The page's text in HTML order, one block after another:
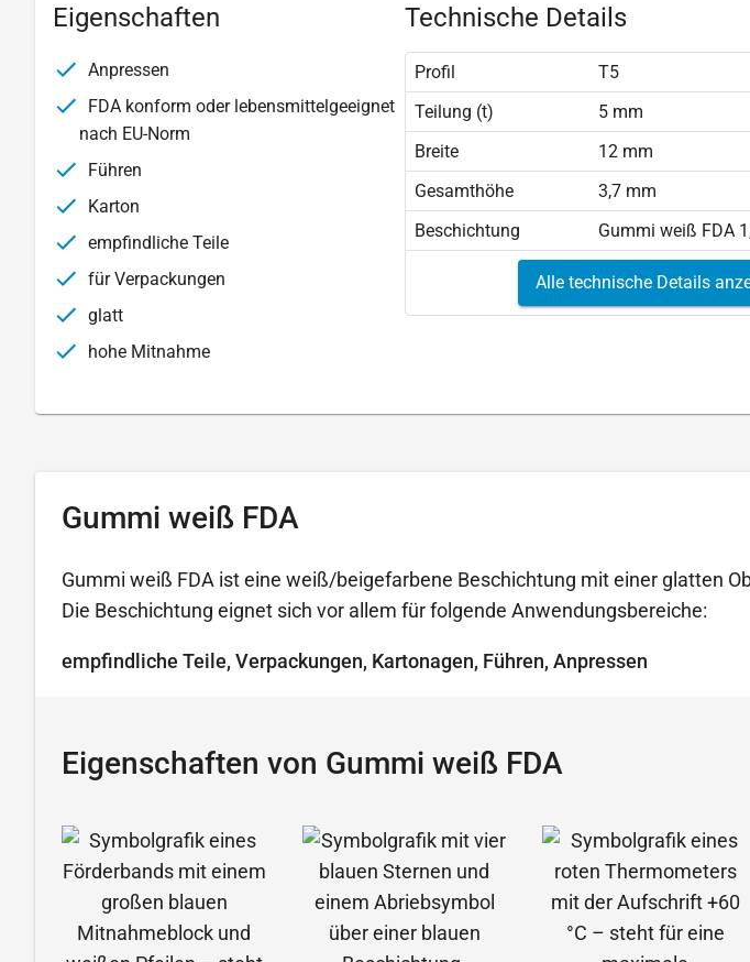
Eigenschaften
Anpressen
FDA konform oder lebensmittelgeeignet
nach EU-Norm
Führen
Karton
empfindliche Teile
für Verpackungen
glatt
hohe Mitnahme
Technische Details
Profil
T5
Teilung (t)
5 mm
Breite
12 mm
Gesamthöhe
3,7 mm
Beschichtung
Gummi weiß FDA
Alle technische Details
Gummi weiß FDA
Gummi weiß FDA ist eine weiß/beigefarbene Beschichtung mit einer glatten
Die Beschichtung eignet sich vor allem für folgende Anwendungsbereiche:
empfindliche Teile, Verpackungen, Kartonagen, Führen, Anpressen
Eigenschaften von Gummi weiß FDA